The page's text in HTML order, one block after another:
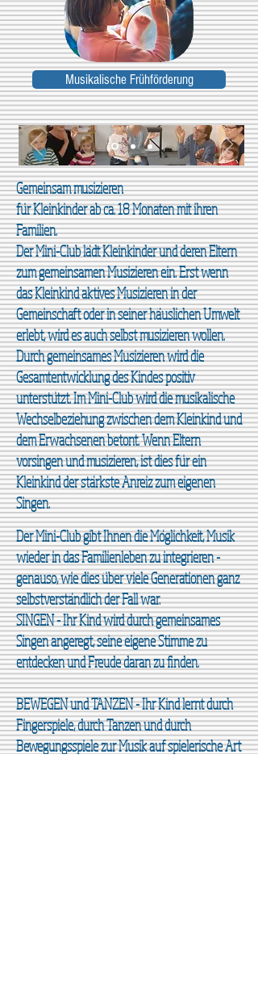
Musikalische Frühförderung
Gemeinsam musizieren
für Kleinkinder ab ca. 18 Monaten mit ihren
Familien.
Der Mini-Club lädt Kleinkinder und deren Eltern
zum gemeinsamen Musizieren ein. Erst wenn
das Kleinkind aktivesMusizieren in der
Gemeinschaft oder in seiner häuslichenUmwelt
erlebt, wird es auch selbst musizieren wollen.
Durch gemeinsames Musizieren wird die
Gesamtentwicklung des Kindes positiv
unterstützt. Im Mini-Club wird die musikalische
Wechselbeziehung zwischen dem Kleinkind und
dem Erwachsenen betont. Wenn Eltern
vorsingen und musizieren, ist dies für ein
Kleinkind der stärkste Anreiz zum eigenen
Singen.
Der Mini-Club gibt Ihnen die Möglichkeit, Musik
wieder in das Familienleben zu integrieren -
genauso, wie dies über viele Generationen ganz
selbstverständlich der Fall war.
SINGEN - Ihr Kind wird durch gemeinsames
Singen angeregt, seine eigene Stimme zu
entdecken und Freude daran zu finden.
BEWEGEN und TANZEN - Ihr Kind lernt durch
Fingerspiele, durch Tanzen und durch
Bewegungsspiele zur Musik auf spielerische Art